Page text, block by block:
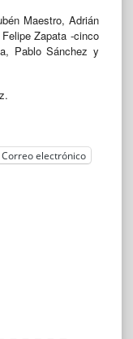
Maestro, Adrián
Zapata -cinco
Pablo Sánchez y
Correo electrónico